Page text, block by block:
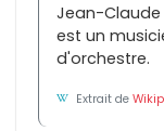
Jean-Claude
est un
d'orchestre.
Extrait de